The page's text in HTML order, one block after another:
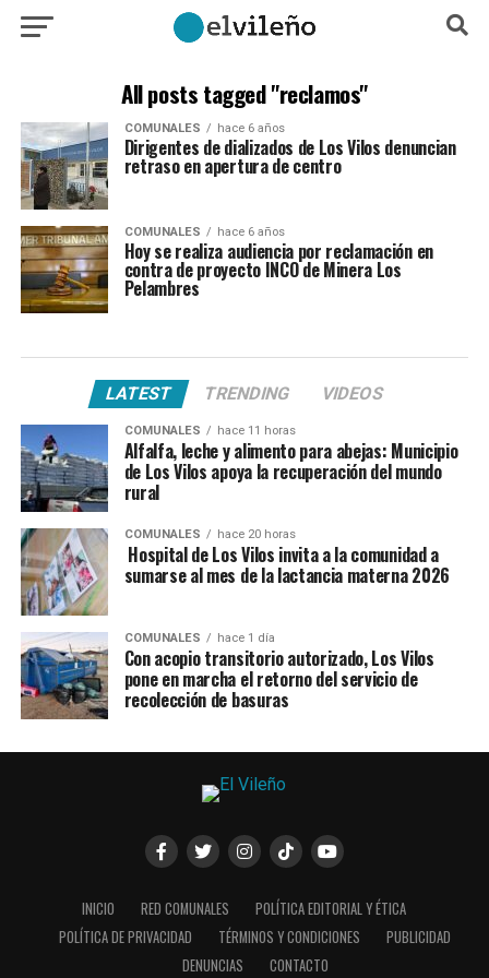
All posts tagged "reclamos"
COMUNALES hace 6 años
Dirigentes de dializados de Los Vilos denuncian
retraso en apertura de centro
COMUNALES hace 6 años
Hoy se realiza audiencia por reclamación en
contra de proyecto INCO de Minera Los
Pelambres
LATEST TRENDING VIDEOS
COMUNALES hace 11 horas
Alfalfa, leche y alimento para abejas: Municipio
de Los Vilos apoya la recuperación del mundo
rural
COMUNALES hace 20 horas
Hospital de Los Vilos invita a la comunidad a
sumarse al mes de la lactancia materna 2026
COMUNALES hace 1 día
Con acopio transitorio autorizado, Los Vilos
pone en marcha el retorno del servicio de
recolección de basuras
INICIO RED COMUNALES
POLÍTICA EDITORIAL Y ÉTICA
POLÍTICA DE PRIVACIDAD
TÉRMINOS Y CONDICIONES
PUBLICIDAD
DENUNCIAS
CONTACTO